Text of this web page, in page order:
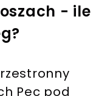
- ile
Pec pod